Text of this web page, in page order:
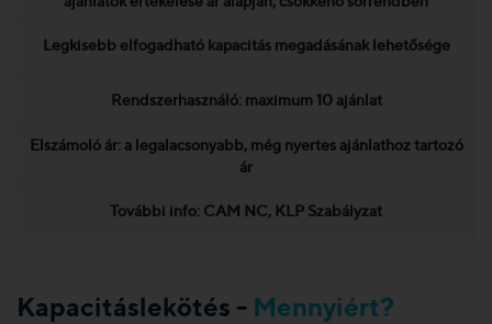
Legkisebb elfogadható kapacitás megadásának lehetősége
Rendszerhasználó: maximum 10 ajánlat
Elszámoló ár: a legalacsonyabb, még nyertes ajánlathoz tartozó
ár
További info: CAM NC, KLP Szabályzat
Kapacitáslekötés - Mennyiért?